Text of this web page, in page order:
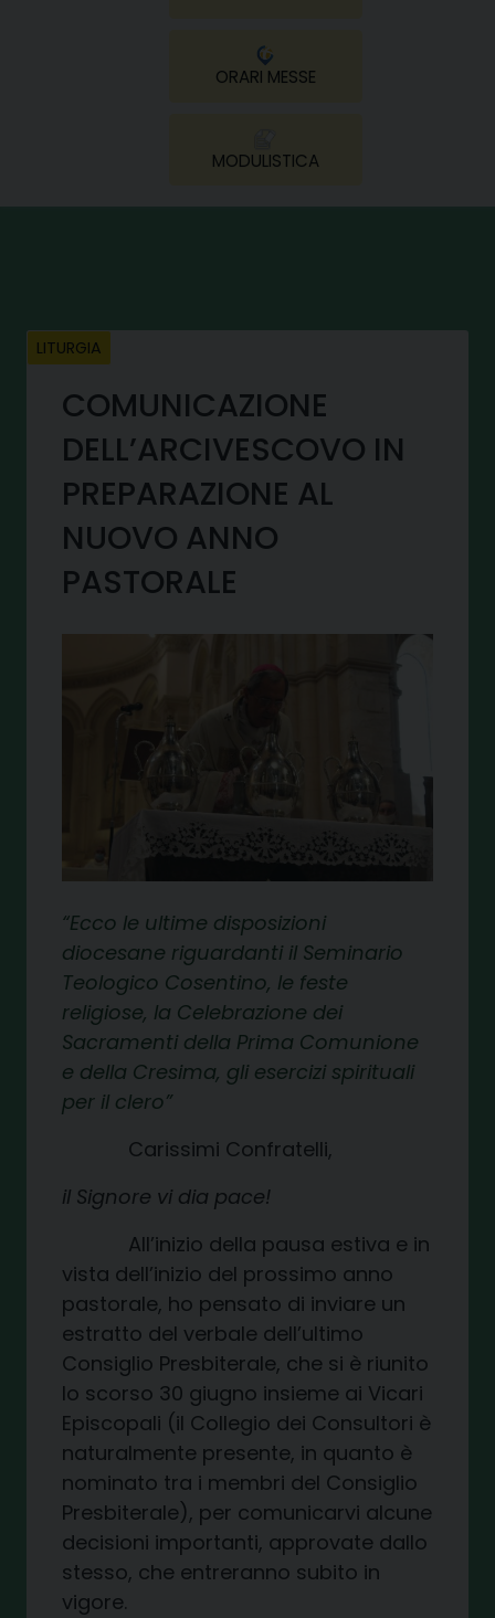
ORARI MESSE
MODULISTICA
LITURGIA
COMUNICAZIONE
DELL’ARCIVESCOVO IN
PREPARAZIONE AL
NUOVO ANNO
PASTORALE
Ecco le ultime disposizioni
diocesane riguardanti il Seminario
Teologico Cosentino, le feste
religiose, la Celebrazione dei
Sacramenti della Prima Comunione
e della Cresima, gli esercizi spirituali
per il clero
Carissimi Confratelli,
il Signore vi dia pace!
All’inizio della pausa estiva e in
vista dell’inizio del prossimo anno
pastorale, ho pensato di inviare un
estratto del verbale dell’ultimo
Consiglio Presbiterale, che si è riunito
lo scorso 30 giugno insieme ai Vicari
Episcopali (il Collegio dei Consultori è
naturalmente presente, in quanto è
nominato tra i membri del Consiglio
Presbiterale), per comunicarvi alcune
decisioni importanti, approvate dallo
stesso, che entreranno subito in
vigore.